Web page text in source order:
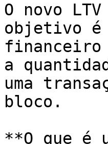
O novo
objetivo é
financeiro
a
uma
bloco.
**O que é